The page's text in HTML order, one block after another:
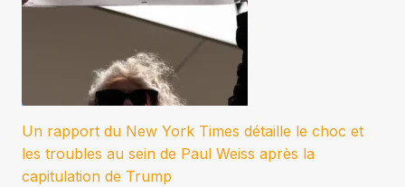
Un rapport du New York Times détaille le choc et
les troubles au sein de Paul Weiss après la
capitulation de Trump